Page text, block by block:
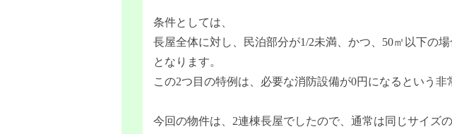
条件としては、
長屋全体に対し、民泊部分が1/2未満、かつ、50㎡以下の
となります。
この2つ目の特例は、必要な消防設備が0円になるという非
今回の物件は、2連棟長屋でしたので、通常は同じサイズ